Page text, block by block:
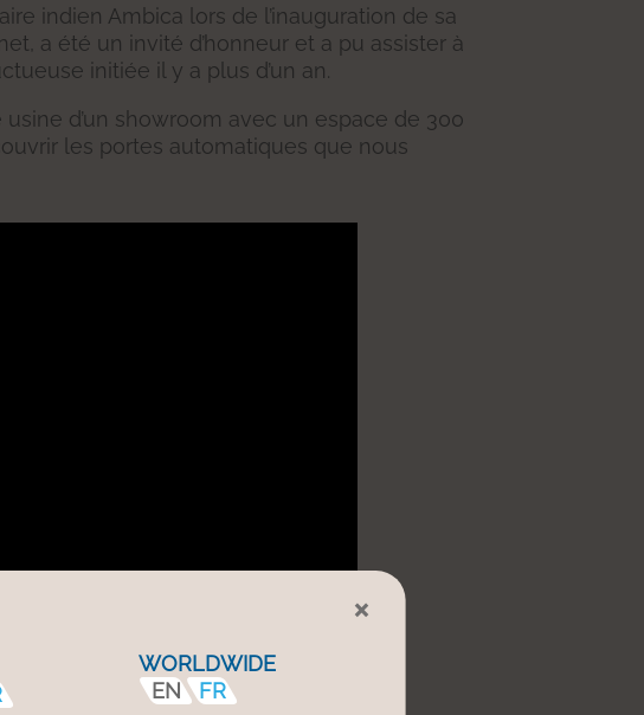
indien Ambica lors de l’inauguration de sa
a été un invité d’honneur et a pu assister à
initiée il y a plus d’un an.
d’un showroom avec un espace de 300
les portes automatiques que nous
×
WORLDWIDE
EN
FR